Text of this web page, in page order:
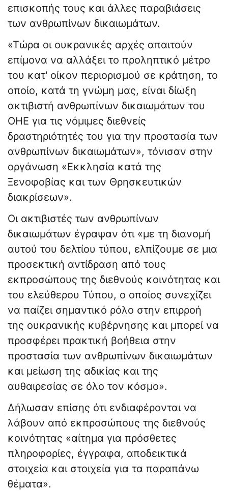
επισκοπής τους και άλλες παραβιάσεις
των ανθρωπίνων δικαιωμάτων.
«Τώρα οι ουκρανικές αρχές απαιτούν
επίμονα να αλλάξει το προληπτικό μέτρο
του κατ' οίκον περιορισμού σε κράτηση, το
οποίο, κατά τη γνώμη μας, είναι δίωξη
ακτιβιστή ανθρωπίνων δικαιωμάτων του
ΟΗΕ για τις νόμιμες διεθνείς
δραστηριότητές του για την προστασία των
ανθρωπίνων δικαιωμάτων», τόνισαν στην
οργάνωση «Εκκλησία κατά της
Ξενοφοβίας και των Θρησκευτικών
διακρίσεων».
Οι ακτιβιστές των ανθρωπίνων
δικαιωμάτων έγραψαν ότι «με τη διανομή
αυτού του δελτίου τύπου, ελπίζουμε σε μια
προσεκτική αντίδραση από τους
εκπροσώπους της διεθνούς κοινότητας και
του ελεύθερου Τύπου, ο οποίος συνεχίζει
να παίζει σημαντικό ρόλο στην επιρροή
της ουκρανικής κυβέρνησης και μπορεί να
προσφέρει πρακτική βοήθεια στην
προστασία των ανθρωπίνων δικαιωμάτων
και μείωση της αδικίας και της
αυθαιρεσίας σε όλο τον κόσμο».
Δήλωσαν επίσης ότι ενδιαφέρονται να
λάβουν από εκπροσώπους της διεθνούς
κοινότητας «αίτημα για πρόσθετες
πληροφορίες, έγγραφα, αποδεικτικά
στοιχεία και στοιχεία για τα παραπάνω
θέματα».